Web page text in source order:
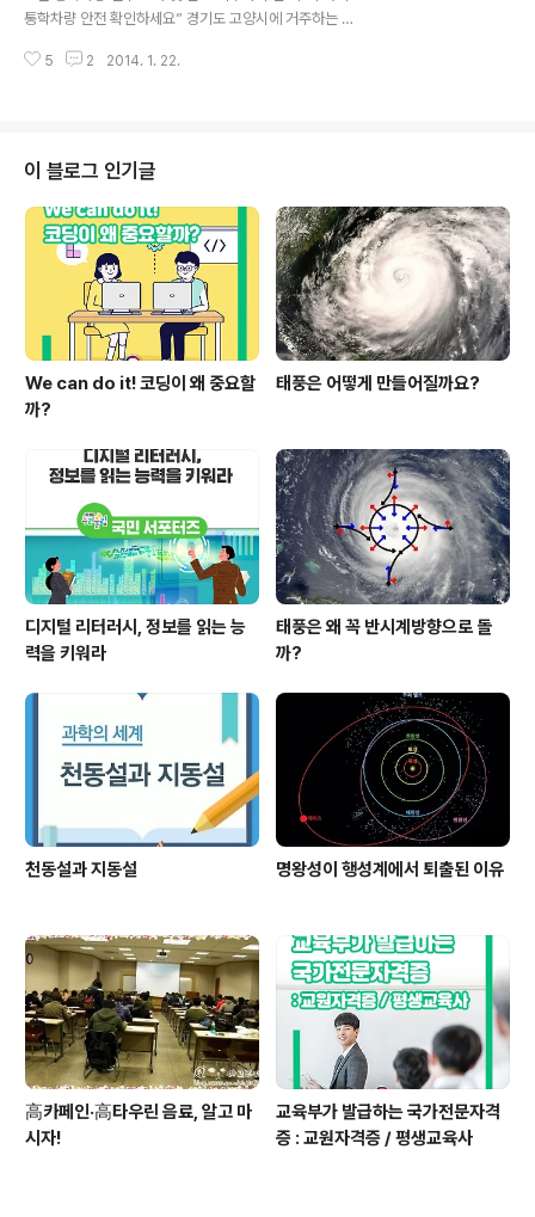
통학차량 안전 확인하세요” 경기도 고양시에 거주하는 이
5, 7세 유아를 키우는 이 씨는 매일 아침 통학버스를 이용
음이 있었어요. 그런데 며칠 전 안전벨트를 하지 않은 채 차
가 출발했고, 갑자기 차가 끼어들어 급정거를 하면서 아이
가 차 안에서 넘어진 거죠.” 다행히 부상이 크지 않았지만,
자칫 대형사고로 이어질 뻔한 사건이었습니다. 불안한 마
음에 이 씨는 유아들이 안전벨트를 착용한 후 출발할 것, 적
정 인원을 태울 것 등을 ..
5 2 2014. 1. 22.
이 블로그 인기글
We can do it! 코딩이 왜 중요할
까?
태풍은 어떻게 만들어질까요?
디지털 리터러시, 정보를 읽는 능
력을 키워라
태풍은 왜 꼭 반시계방향으로 돌
까?
천동설과 지동설 명왕성이 행성계에서 퇴출된 이유
高카페인·高타우린 음료, 알고 마
시자!
교육부가 발급하는 국가전문자격
증 : 교원자격증 / 평생교육사